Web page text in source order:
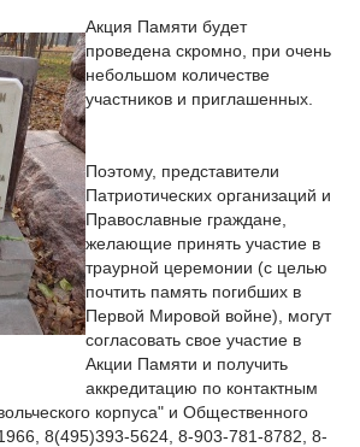
Акция Памяти будет
проведена скромно, при очень
небольшом количестве
участников и приглашенных.
Поэтому, представители
Патриотических организаций и
Православные граждане,
желающие принять участие в
траурной церемонии (с целью
почтить память погибших в
Первой Мировой войне), могут
согласовать свое участие в
Акции Памяти и получить
аккредитацию по контактным
корпуса" и Общественного
8(495)393-5624, 8-903-781-8782, 8-